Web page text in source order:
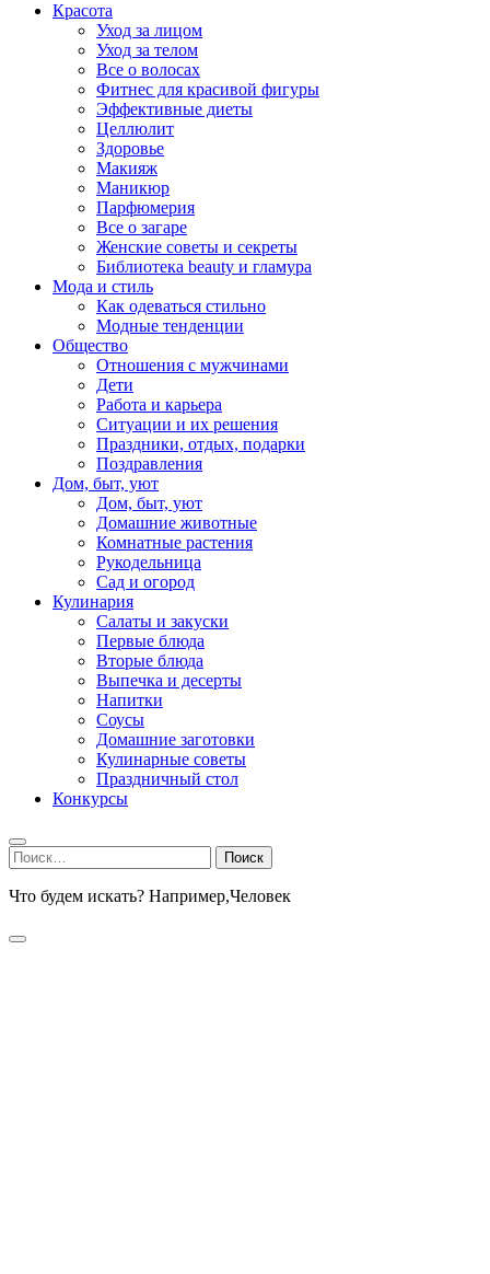
Красота
Уход за лицом
Уход за телом
Все о волосах
Фитнес для красивой фигуры
Эффективные диеты
Целлюлит
Здоровье
Макияж
Маникюр
Парфюмерия
Все о загаре
Женские советы и секреты
Библиотека beauty и гламура
Мода и стиль
Как одеваться стильно
Модные тенденции
Общество
Отношения с мужчинами
Дети
Работа и карьера
Ситуации и их решения
Праздники, отдых, подарки
Поздравления
Дом, быт, уют
Дом, быт, уют
Домашние животные
Комнатные растения
Рукодельница
Сад и огород
Кулинария
Салаты и закуски
Первые блюда
Вторые блюда
Выпечка и десерты
Напитки
Соусы
Домашние заготовки
Кулинарные советы
Праздничный стол
Конкурсы
Найти:
Что будем искать? Например,Человек